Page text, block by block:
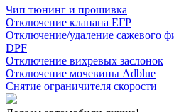
Чип тюнинг и прошивка
Отключение клапана ЕГР
Отключение/удаление сажевого
DPF
Отключение вихревых заслонок
Отключение мочевины Adblue
Снятие ограничителя скорости